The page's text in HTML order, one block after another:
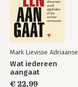
Mark Lievisse Adriaanse
Wat iedereen
aangaat
€ 22,99